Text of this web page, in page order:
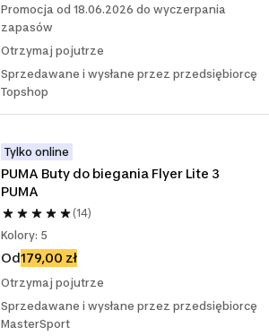
Promocja od 18.06.2026 do wyczerpania
zapasów
Otrzymaj pojutrze
Sprzedawane i wysłane przez przedsiębiorcę
Topshop
Tylko online
PUMA Buty do biegania Flyer Lite 3
PUMA
(14)
Kolory: 5
Od179,00 zł
Otrzymaj pojutrze
Sprzedawane i wysłane przez przedsiębiorcę
MasterSport